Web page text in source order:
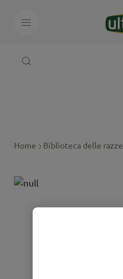
Home Biblioteca delle razze